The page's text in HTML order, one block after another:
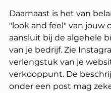
Daarnaast is het van
"look and feel" van jouw
aansluit bij de algehele
van je bedrijf. Zie
verlengstuk van je
verkooppunt. De
onder een post mag